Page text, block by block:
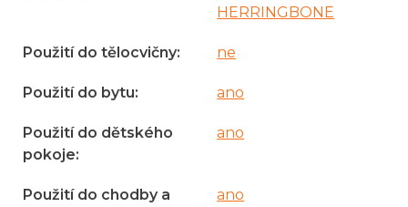
HERRINGBONE
Použití do tělocvičny: ne
Použití do bytu: ano
Použití do dětského
pokoje:
ano
Použití do chodby a
ano